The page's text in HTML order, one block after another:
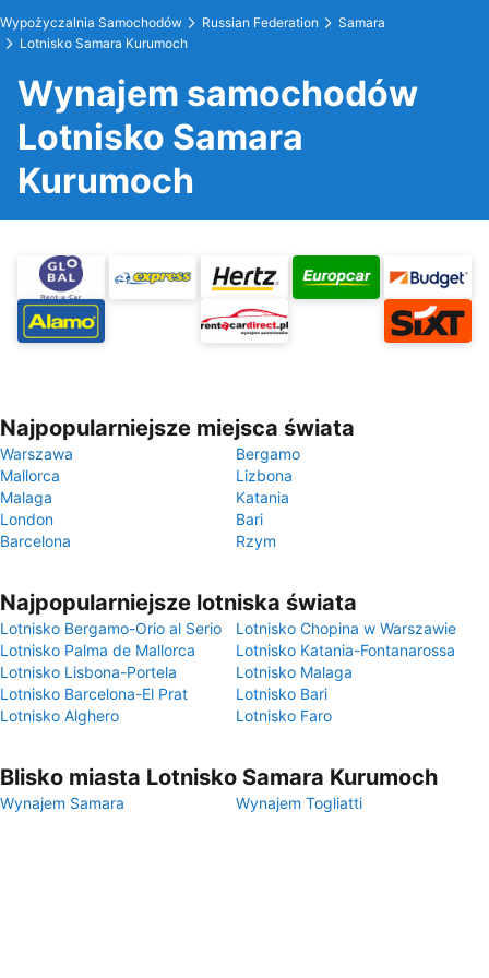
Wypożyczalnia Samochodów Russian Federation
Samara
Lotnisko Samara Kurumoch
Wynajem samochodów
Lotnisko Samara
Kurumoch
Najpopularniejsze miejsca świata
Warszawa
Bergamo
Mallorca
Lizbona
Malaga
Katania
London
Bari
Barcelona
Rzym
Najpopularniejsze lotniska świata
Lotnisko Bergamo-Orio al Serio
Lotnisko Chopina w Warszawie
Lotnisko Palma de Mallorca
Lotnisko Katania-Fontanarossa
Lotnisko Lisbona-Portela
Lotnisko Malaga
Lotnisko Barcelona-El Prat
Lotnisko Bari
Lotnisko Alghero
Lotnisko Faro
Blisko miasta Lotnisko Samara Kurumoch
Wynajem Samara Wynajem Togliatti